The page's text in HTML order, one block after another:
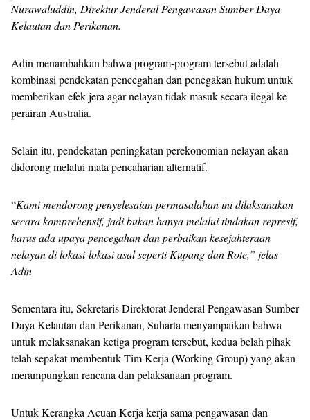
Nurawaluddin, Direktur Jenderal Pengawasan Sumber Daya
Kelautan dan Perikanan.
Adin menambahkan bahwa program-program tersebut adalah
kombinasi pendekatan pencegahan dan penegakan hukum untuk
memberikan efek jera agar nelayan tidak masuk secara ilegal ke
perairan Australia.
Selain itu, pendekatan peningkatan perekonomian nelayan akan
didorong melalui mata pencaharian alternatif.
“Kami mendorong penyelesaian permasalahan ini dilaksanakan
secara komprehensif, jadi bukan hanya melalui tindakan represif,
harus ada upaya pencegahan dan perbaikan kesejahteraan
nelayan di lokasi-lokasi asal seperti Kupang dan Rote,” jelas
Adin
Sementara itu, Sekretaris Direktorat Jenderal Pengawasan Sumber
Daya Kelautan dan Perikanan, Suharta menyampaikan bahwa
untuk melaksanakan ketiga program tersebut, kedua belah pihak
telah sepakat membentuk Tim Kerja (Working Group) yang akan
merampungkan rencana dan pelaksanaan program.
Untuk Kerangka Acuan Kerja kerja sama pengawasan dan